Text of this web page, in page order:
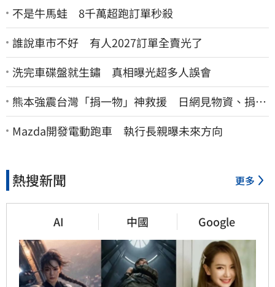
不是牛馬蛙 8千萬超跑訂單秒殺
誰說車市不好 有人2027訂單全賣光了
洗完車碟盤就生鏽 真相曝光超多人誤會
熊本強震台灣「捐一物」神救援 日網見物資、捐款
喊：給台灣統治算了
Mazda開發電動跑車 執行長親曝未來方向
熱搜新聞 更多
AI 中國 Google